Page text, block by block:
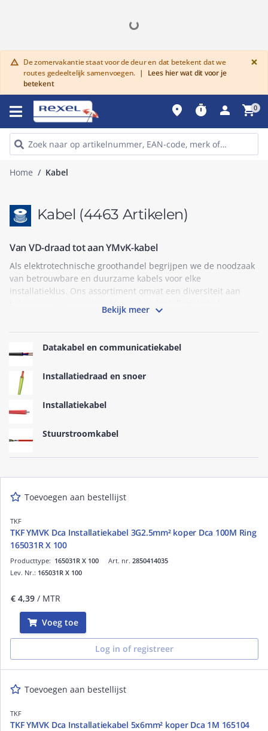
warning De zomervakantie staat voor de deur en dat betekent dat we
routes gedeeltelijk samenvoegen. |
Lees hier wat dit voor je
betekent
×
place timer person shopping_cart0
Home Kabel
Kabel (4463 Artikelen)
Van VD-draad tot aan YMvK-kabel
Als elektrotechnische groothandel begrijpen we de noodzaak
van betrouwbare en duurzame kabels voor elke
installatieklus. Ons assortiment omvat een diversiteit aan
kabeltypen, waaronder YMvK-kabel,
installatiedraad, CAT6 datakabels, montagedraad en
Heb je kabels op maat nodig? Wij beschikken over een
kabelsnijmachine en zijn hierdoor in staat om dikkere maten
kabels te snijden. De machine heeft een draagcapaciteit van
3,5 ton en kan dikke kwadratuur kabels snijden tot maar liefst
5G x 185 mm2. Vraag ernaar bij jouw Rexel-contactpersoon.
Bekijk meer 
Datakabel en communicatiekabel
Installatiedraad en snoer
Installatiekabel
Stuurstroomkabel
Toevoegen aan bestellijst
TKF
TKF YMVK Dca Installatiekabel 3G2.5mm² koper Dca 100M Ring
165031R X 100
Art. nr. 2850414035
Producttype: 165031R X 100
Lev. Nr.: 165031R X 100
€ 4,39 / MTR
Voeg toe
Log in of registreer
Toevoegen aan bestellijst
TKF
TKF YMVK Dca Installatiekabel 5x6mm² koper Dca 1M 165104